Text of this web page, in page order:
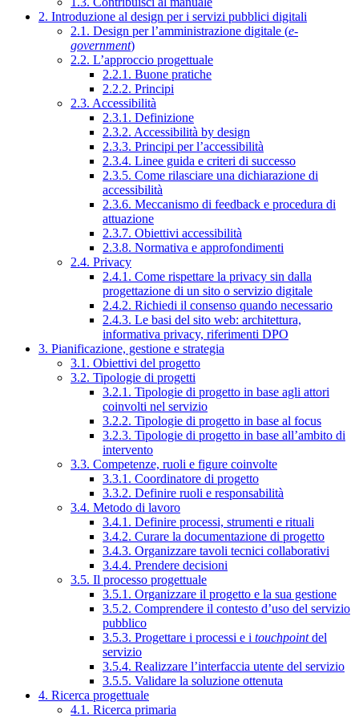
2. Introduzione al design per i servizi pubblici digitali
2.1. Design per l’amministrazione digitale (e-
government)
2.2. L’approccio progettuale
2.2.1. Buone pratiche
2.2.2. Principi
2.3. Accessibilità
2.3.1. Definizione
2.3.2. Accessibilità by design
2.3.3. Principi per l’accessibilità
2.3.4. Linee guida e criteri di successo
2.3.5. Come rilasciare una dichiarazione di
accessibilità
2.3.6. Meccanismo di feedback e procedura di
attuazione
2.3.7. Obiettivi accessibilità
2.3.8. Normativa e approfondimenti
2.4. Privacy
2.4.1. Come rispettare la privacy sin dalla
progettazione di un sito o servizio digitale
2.4.2. Richiedi il consenso quando necessario
2.4.3. Le basi del sito web: architettura,
informativa privacy, riferimenti DPO
3. Pianificazione, gestione e strategia
3.1. Obiettivi del progetto
3.2. Tipologie di progetti
3.2.1. Tipologie di progetto in base agli attori
coinvolti nel servizio
3.2.2. Tipologie di progetto in base al focus
3.2.3. Tipologie di progetto in base all’ambito di
intervento
3.3. Competenze, ruoli e figure coinvolte
3.3.1. Coordinatore di progetto
3.3.2. Definire ruoli e responsabilità
3.4. Metodo di lavoro
3.4.1. Definire processi, strumenti e rituali
3.4.2. Curare la documentazione di progetto
3.4.3. Organizzare tavoli tecnici collaborativi
3.4.4. Prendere decisioni
3.5. Il processo progettuale
3.5.1. Organizzare il progetto e la sua gestione
3.5.2. Comprendere il contesto d’uso del servizio
pubblico
3.5.3. Progettare i processi e i touchpointdel
servizio
3.5.4. Realizzare l’interfaccia utente del servizio
3.5.5. Validare la soluzione ottenuta
4. Ricerca progettuale
4.1. Ricerca primaria